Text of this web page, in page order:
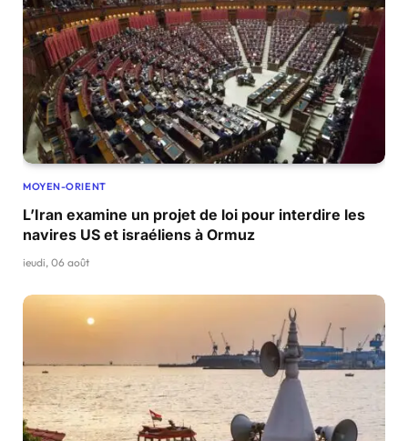
MOYEN-ORIENT
L’Iran examine un projet de loi pour interdire les
navires US et israéliens à Ormuz
jeudi, 06 août